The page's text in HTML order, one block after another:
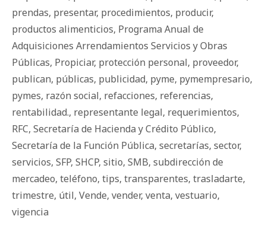
prendas, presentar, procedimientos, producir,
productos alimenticios, Programa Anual de
Adquisiciones Arrendamientos Servicios y Obras
Públicas, Propiciar, protección personal, proveedor,
publican, públicas, publicidad, pyme, pymempresario,
pymes, razón social, refacciones, referencias,
rentabilidad., representante legal, requerimientos,
RFC, Secretaría de Hacienda y Crédito Público,
Secretaría de la Función Pública, secretarías, sector,
servicios, SFP, SHCP, sitio, SMB, subdirección de
mercadeo, teléfono, tips, transparentes, trasladarte,
trimestre, útil, Vende, vender, venta, vestuario,
vigencia